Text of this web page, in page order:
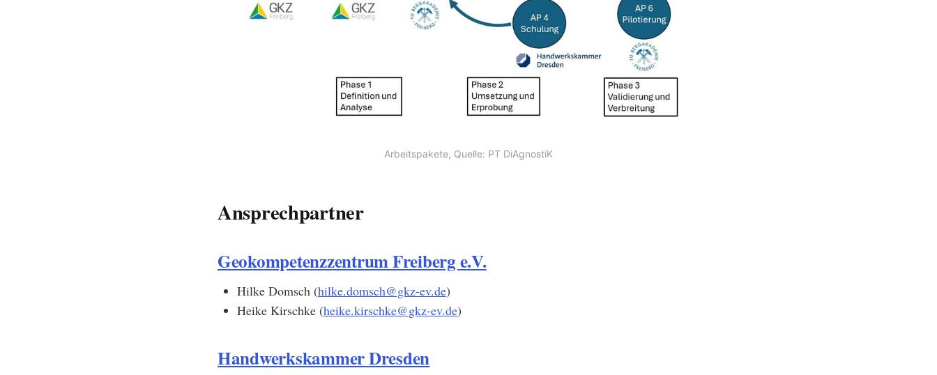
Arbeitspakete, Quelle: PT DiAgnostiK
Ansprechpartner
Geokompetenzzentrum Freiberg e.V.
Hilke Domsch (hilke.domsch@gkz-ev.de)
Heike Kirschke (heike.kirschke@gkz-ev.de)
Handwerkskammer Dresden